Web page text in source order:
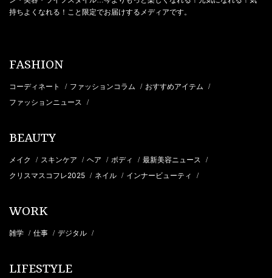
持ちよくなれる！こと限定でお届けするメディアです。
FASHION
コーディネート / ファッションコラム / おすすめアイテム /
ファッションニュース /
BEAUTY
メイク / スキンケア / ヘア / ボディ / 最新美容ニュース /
クリスマスコフレ2025 / ネイル / インナービューティ /
WORK
雑学 / 仕事 / デジタル /
LIFESTYLE